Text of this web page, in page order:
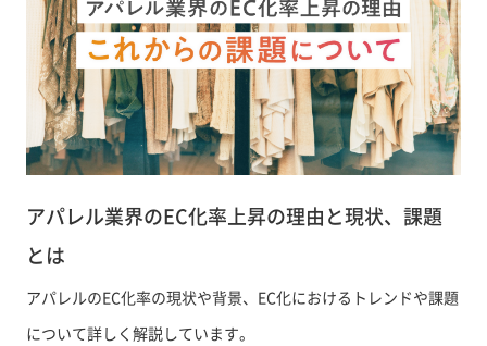
アパレル業界のEC化率上昇の理由と現状、課題
とは
アパレルのEC化率の現状や背景、EC化におけるトレンドや課題
について詳しく解説しています。